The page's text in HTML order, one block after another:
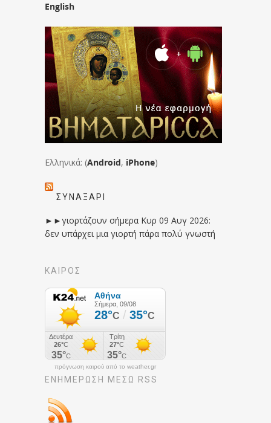
English
Ελληνικά: (Android, iPhone)
ΣΥΝΑΞΆΡΙ
►►γιορτάζουν σήμερα Κυρ 09 Αυγ 2026:
δεν υπάρχει μια γιορτή πάρα πολύ γνωστή
ΚΑΙΡΟΣ
πρόγνωση καιρού από το weather.gr
ΕΝΗΜΈΡΩΣΉ ΜΕΣΩ RSS